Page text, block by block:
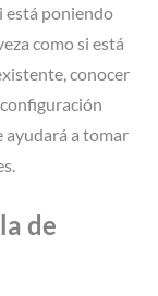
está poniendo
como si está
conocer
ayudará a tomar
de